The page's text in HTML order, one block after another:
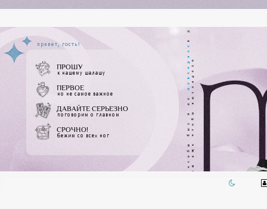
ПРОШУ
к нашему шалашу
ПЕРВОЕ
но не самое важное
ДАВАЙТЕ СЕРЬЕЗНО
поговорим о главном
СРОЧНО!
бежим со всех ног
на связи
привет, гость!